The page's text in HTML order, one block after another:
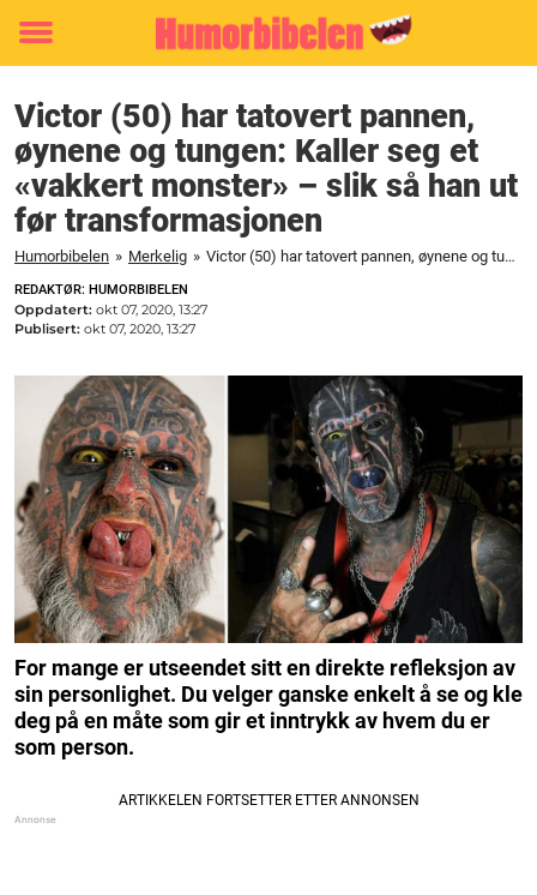
Toggle
Victor (50) har tatovert pannen,
øynene og tungen: Kaller seg et
«vakkert monster» – slik så han ut
før transformasjonen
Humorbibelen » Merkelig » Victor (50) har tatovert pannen, øynene og tungen: Kaller seg et "vakkert monster" - slik så han ut før transformasjonen
REDAKTØR: HUMORBIBELEN
Oppdatert: okt 07, 2020, 13:27
Publisert: okt 07, 2020, 13:27
For mange er utseendet sitt en direkte refleksjon av
sin personlighet. Du velger ganske enkelt å se og kle
deg på en måte som gir et inntrykk av hvem du er
som person.